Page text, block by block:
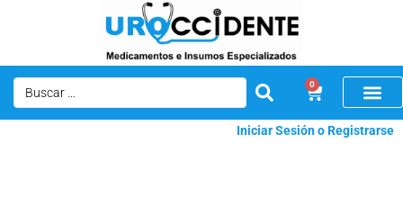
0
Iniciar Sesión o Registrarse